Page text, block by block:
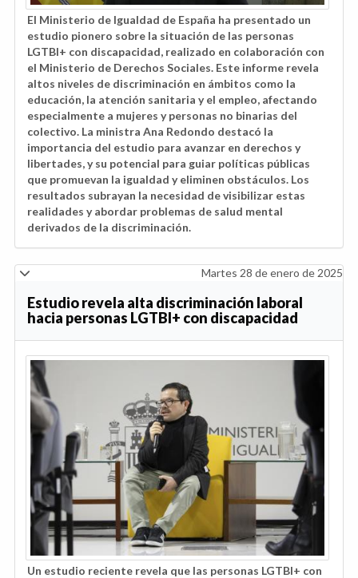
El Ministerio de Igualdad de España ha presentado un
estudio pionero sobre la situación de las personas
LGTBI+ con discapacidad, realizado en colaboración con
el Ministerio de Derechos Sociales. Este informe revela
altos niveles de discriminación en ámbitos como la
educación, la atención sanitaria y el empleo, afectando
especialmente a mujeres y personas no binarias del
colectivo. La ministra Ana Redondo destacó la
importancia del estudio para avanzar en derechos y
libertades, y su potencial para guiar políticas públicas
que promuevan la igualdad y eliminen obstáculos. Los
resultados subrayan la necesidad de visibilizar estas
realidades y abordar problemas de salud mental
derivados de la discriminación.
Martes 28 de enero de 2025
Estudio revela alta discriminación laboral
hacia personas LGTBI+ con discapacidad
Un estudio reciente revela que las personas LGTBI+ con